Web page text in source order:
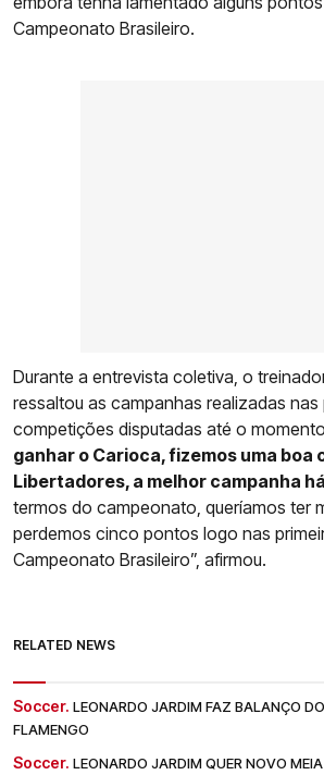
Campeonato Brasileiro.
Durante a entrevista coletiva, o
ressaltou as campanhas realizadas nas
competições disputadas até o
ganhar o Carioca, fizemos uma boa
Libertadores, a melhor campanha
termos do campeonato, queríamos ter
perdemos cinco pontos logo nas
Campeonato Brasileiro”, afirmou.
RELATED NEWS
Soccer. LEONARDO JARDIM FAZ BALANÇO DO
FLAMENGO
Soccer. LEONARDO JARDIM QUER NOVO